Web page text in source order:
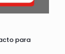
para